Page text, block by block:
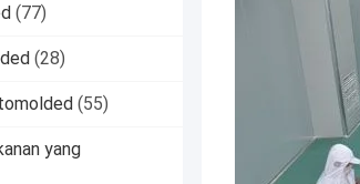
(77)
(28)
(55)
yang